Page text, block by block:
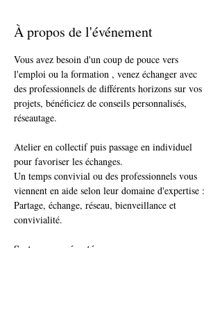
À propos de l'événement
Vous avez besoin d'un coup de pouce vers
l'emploi ou la formation , venez échanger avec
des professionnels de différents horizons sur vos
projets, bénéficiez de conseils personnalisés,
réseautage.
Atelier en collectif puis passage en individuel
pour favoriser les échanges.
Un temps convivial ou des professionnels vous
viennent en aide selon leur domaine d'expertise :
Partage, échange, réseau, bienveillance et
convivialité.
Secteurs représentés :